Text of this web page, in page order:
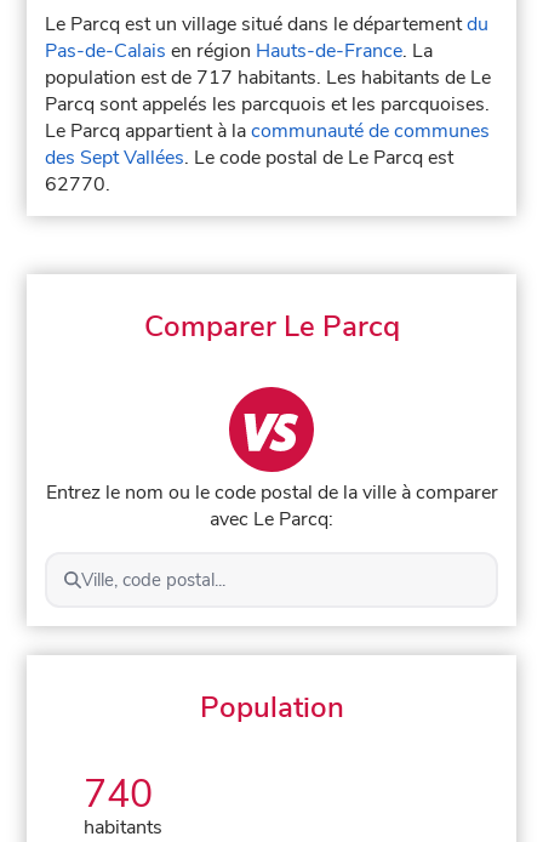
Le Parcq est un village situé dans le départementdu
Pas-de-Calais en région Hauts-de-France. La
population est de 717 habitants. Les habitants de Le
Parcq sont appelés les parcquois et les parcquoises.
Le Parcq appartient à lacommunauté de communes
des Sept Vallées. Le code postal de Le Parcq est
62770.
Comparer Le Parcq
Entrez le nom ou le code postal de la ville à comparer
avec Le Parcq:
Ville, code postal...
Population
740
habitants